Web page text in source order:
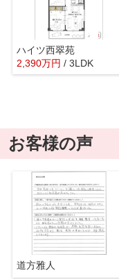
ハイツ西翠苑
2,390万円 / 3LDK
お客様の声
道方雅人